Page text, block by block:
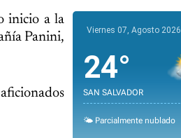
inicio a la
Panini,
Viernes 07, Agosto 2026
24°
SAN SALVADOR
🌤️ Parcialmente nublado